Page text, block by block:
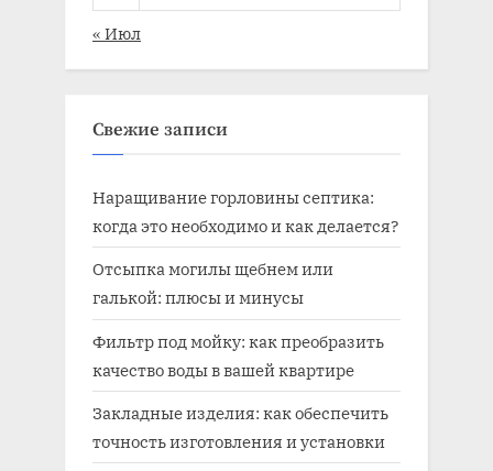
« Июл
Свежие записи
Наращивание горловины септика:
когда это необходимо и как делается?
Отсыпка могилы щебнем или
галькой: плюсы и минусы
Фильтр под мойку: как преобразить
качество воды в вашей квартире
Закладные изделия: как обеспечить
точность изготовления и установки